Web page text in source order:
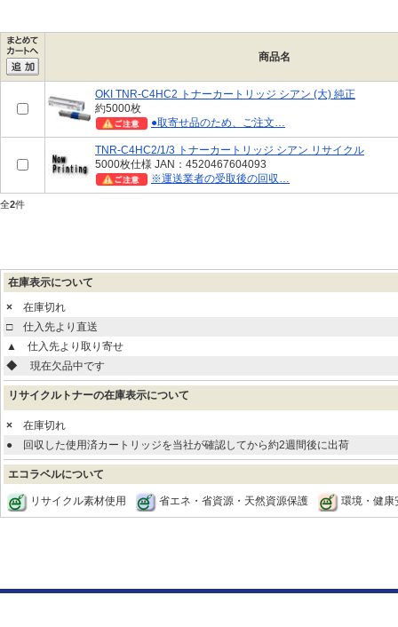
商品名
OKI TNR-C4HC2 トナーカートリッジ シアン (大) 純正
約5000枚
●取寄せ品のため、ご注文…
TNR-C4HC2/1/3 トナーカートリッジ シアン リサイクル
5000枚仕様 JAN：4520467604093
※運送業者の受取後の回収…
全2件
在庫表示について
× 在庫切れ
□仕入先より直送
▲
仕入先より取り寄せ
◆
現在欠品中です
リサイクルトナーの在庫表示について
× 在庫切れ
● 回収した使用済カートリッジを当社が確認してから約2週間後に出荷
エコラベルについて
リサイクル素材使用 省エネ・省資源・天然資源保護 環境・健康